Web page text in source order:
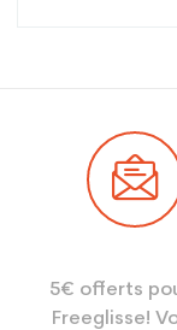
Utilisateur
Coloris
5€ offerts
Freeglisse!